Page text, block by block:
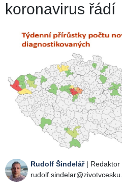
koronavirus řádí
Rudolf Šindelář| Redaktor